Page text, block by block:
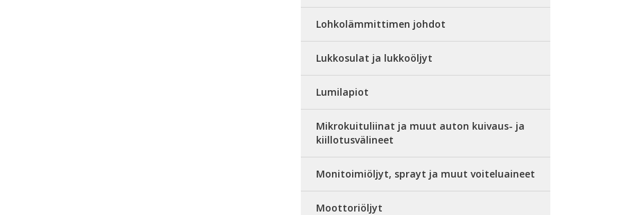
Lohkolämmittimen johdot
Lukkosulat ja lukkoöljyt
Lumilapiot
Mikrokuituliinat ja muut auton kuivaus- ja
kiillotusvälineet
Monitoimiöljyt, sprayt ja muut voiteluaineet
Moottoriöljyt